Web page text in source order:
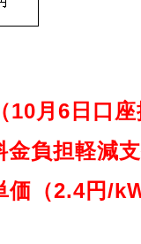
月6日口
負担軽減
（2.4円/